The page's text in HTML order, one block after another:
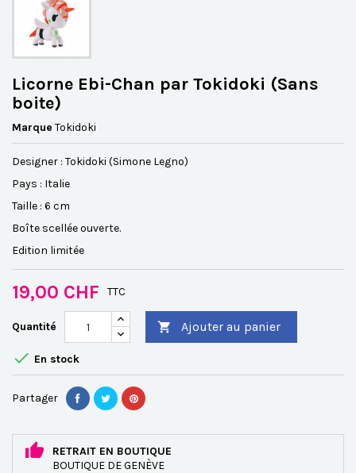
Licorne Ebi-Chan par Tokidoki (Sans
boite)
Marque Tokidoki
Designer : Tokidoki (Simone Legno)
Pays : Italie
Taille : 6 cm
Boîte scellée ouverte.
Edition limitée
19,00 CHF TTC
Quantité  Ajouter au panier
 En stock
Partager
RETRAIT EN BOUTIQUE
BOUTIQUE DE GENÈVE